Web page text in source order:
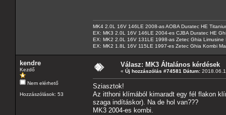
MK4 2.0L 16V 146LE 2008-as AOBA Duratec HE
EX: MK3 2.0L 16V 146LE 2004-es CJBA Duratec HE
EX: MK2 2.0L 16V 131LE 1998-as Zetec Ghia Limusine
EX: MK2 1.8L 16V 115LE 1997-es Zetec Ghia Kombi
kendre
Kezdő
Nem elérhető
Hozzászólások: 53
Válasz: MK3 Általános kérdések
« Új hozzászólás #74581 Dátum:
Sziasztok!
Az itthoni klímából kimaradt egy fél flakon
szaga indításkor). Na de hol van???
MK3 2004-es kombi.